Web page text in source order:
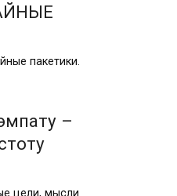
пакетики.
–
цели, мысли